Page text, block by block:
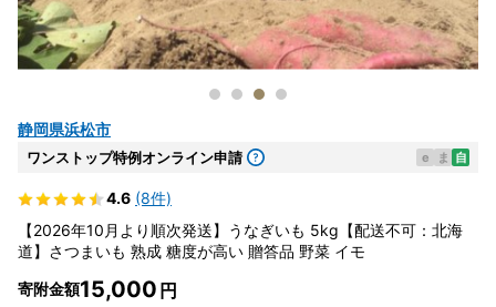
静岡県浜松市
ワンストップ特例オンライン申請 e ま 自
4.6 (8件)
【2026年10月より順次発送】うなぎいも 5kg【配送不可：北海
道】さつまいも 熟成 糖度が高い 贈答品 野菜 イモ
寄附金額15,000